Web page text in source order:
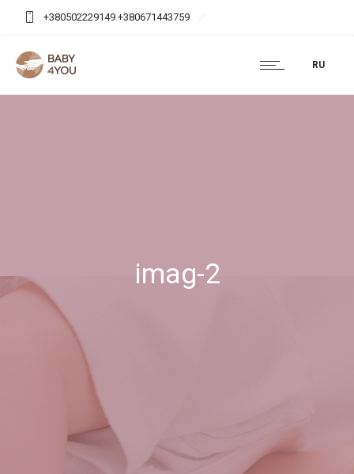
+380502229149 +380671443759
baby4you.agency@gmail.com
RU
imag-2